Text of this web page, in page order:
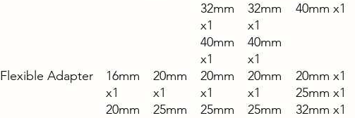
32mm
x1
40mm
x1
32mm
x1
40mm
x1
40mm x1
Flexible Adapter
16mm
x1
20mm
20mm
x1
25mm
20mm
x1
25mm
20mm
x1
25mm
20mm x1
25mm x1
32mm x1